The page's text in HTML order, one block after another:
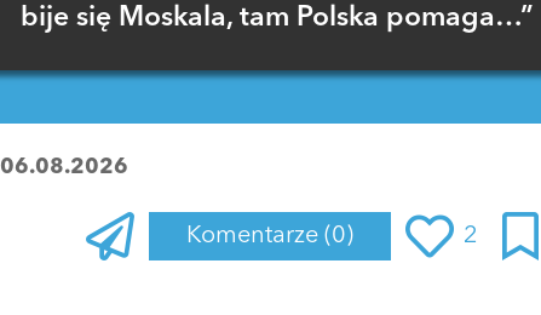
bije się Moskala, tam Polska pomaga…”
06.08.2026
Komentarze (0) 2